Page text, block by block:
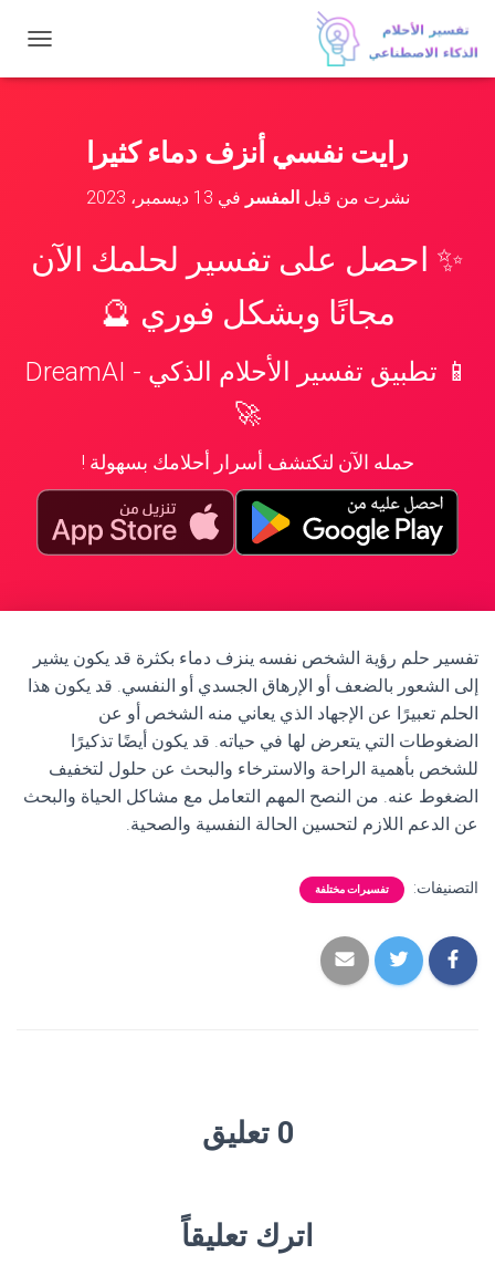
ب
ل
رايت نفسي أنزف دماء كثيرا
نشرت من قبلالمفسر في 13 ديسمبر، 2023
✨ احصل على تفسير لحلمك الآن
مجانًا وبشكل فوري 🔮
📱 تطبيق تفسير الأحلام الذكي - DreamAI
🚀
حمله الآن لتكتشف أسرار أحلامك بسهولة !
تفسير حلم رؤية الشخص نفسه ينزف دماء بكثرة قد يكون يشير
إلى الشعور بالضعف أو الإرهاق الجسدي أو النفسي. قد يكون هذا
الحلم تعبيرًا عن الإجهاد الذي يعاني منه الشخص أو عن
الضغوطات التي يتعرض لها في حياته. قد يكون أيضًا تذكيرًا
للشخص بأهمية الراحة والاسترخاء والبحث عن حلول لتخفيف
الضغوط عنه. من النصح المهم التعامل مع مشاكل الحياة والبحث
عن الدعم اللازم لتحسين الحالة النفسية والصحية.
التصنيفات: تفسيرات مختلفة
0 تعليق
اترك تعليقاً